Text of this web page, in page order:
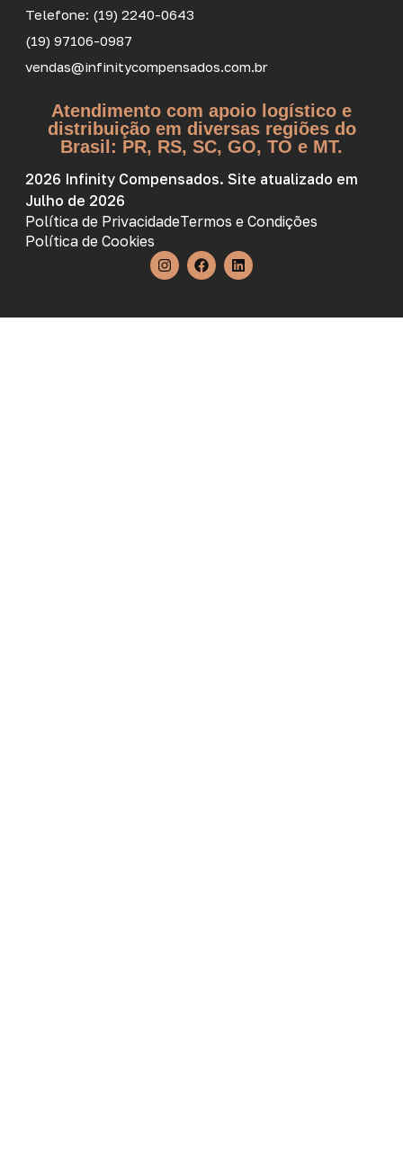
Telefone: (19) 2240-0643
(19) 97106-0987
vendas@infinitycompensados.com.br
Atendimento com apoio logístico e
distribuição em diversas regiões do
Brasil: PR, RS, SC, GO, TO e MT.
2026 Infinity Compensados. Site atualizado em
Julho de 2026
Política de PrivacidadeTermos e Condições
Política de Cookies